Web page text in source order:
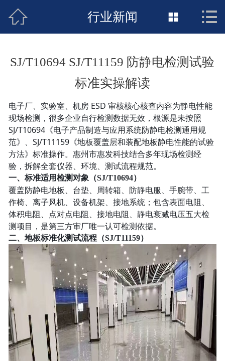
接地工程首页
新闻动态
荣誉资质
案例展示
联络惠发
 行业新闻  
SJ/T10694 SJ/T11159 防静电检测试验
标准实操解读
电子厂、实验室、机房 ESD 审核核心核查内容为静电性能
现场检测，很多企业自行检测数据无效，根源是未按照
SJ/T10694《电子产品制造与应用系统防静电检测通用规
范》、SJ/T11159《地板覆盖层和装配地板静电性能的试验
方法》标准操作。惠州市惠发科技结合多年现场检测经
验，拆解全套仪器、环境、测试流程规范。
一、标准适用检测对象（SJ/T10694）
覆盖防静电地板、台垫、周转箱、防静电服、手腕带、工
作椅、离子风机、设备机架、接地系统；包含表面电阻、
体积电阻、点对点电阻、接地电阻、静电衰减电压五大检
测项目，是第三方审厂唯一认可检测依据。
二、地板标准化测试流程（SJ/T11159）